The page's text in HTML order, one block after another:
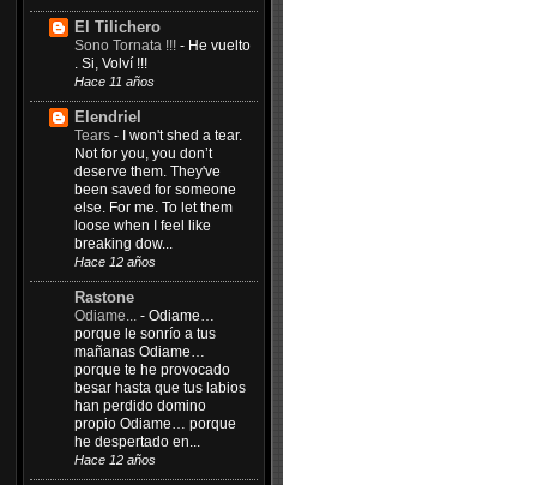
El Tilichero
Sono Tornata !!! - He vuelto
. Si, Volví !!!
Hace 11 años
Elendriel
Tears - I won't shed a tear.
Not for you, you don’t
deserve them. They've
been saved for someone
else. For me. To let them
loose when I feel like
breaking dow...
Hace 12 años
Rastone
Odiame... - Odiame…
porque le sonrío a tus
mañanas Odiame…
porque te he provocado
besar hasta que tus labios
han perdido domino
propio Odiame… porque
he despertado en...
Hace 12 años